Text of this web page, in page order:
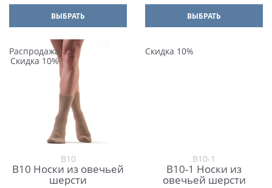
ВЫБРАТЬ ВЫБРАТЬ
Распродажа
Скидка 10%
В10
В10 Носки из овечьей
шерсти
Скидка 10%
В10-1
В10-1 Носки из
овечьей шерсти